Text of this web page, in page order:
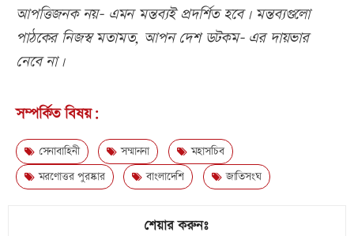
আপত্তিজনক নয়- এমন মন্তব্যই প্রদর্শিত হবে। মন্তব্যগুলো
পাঠকের নিজস্ব মতামত, আপন দেশ ডটকম- এর দায়ভার
নেবে না।
সম্পর্কিত বিষয়:
সেনাবাহিনী সম্মাননা
মহাসচিব
মরণোত্তর পুরষ্কার
বাংলাদেশি জাতিসংঘ
শেয়ার করুনঃ